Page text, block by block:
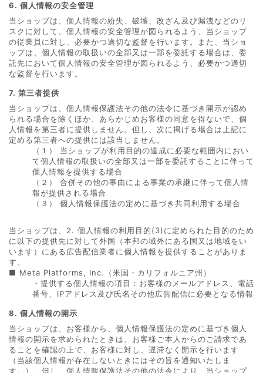
6. 個人情報の安全管理
当ショップは、個人情報の紛失、破壊、改ざん及び漏洩などのリ
スクに対して、個人情報の安全管理が図られるよう、当ショップ
の従業員に対し、必要かつ適切な監督を行います。また、当ショ
ップは、個人情報の取扱いの全部又は一部を委託する場合は、委
託先において個人情報の安全管理が図られるよう、必要かつ適切
な監督を行います。
7. 第三者提供
当ショップは、個人情報保護法その他の法令に基づき開示が認め
られる場合を除くほか、あらかじめお客様の同意を得ないで、個
人情報を第三者に提供しません。但し、次に掲げる場合は上記に
定める第三者への提供には該当しません。
（１） 当ショップが利用目的の達成に必要な範囲内におい
て個人情報の取扱いの全部又は一部を委託することに伴って
個人情報を提供する場合
（２） 合併その他の事由による事業の承継に伴って個人情
報が提供される場合
（３） 個人情報保護法の定めに基づき共同利用する場合
当ショップは、2. 個人情報の利用目的(3)に定められた目的のため
に以下の提供先に対して外国（本邦の域外にある国又は地域をい
います）にある広告配信業者に個人情報を提供することがありま
す。
■ Meta Platforms, Inc.（米国・カリフォルニア州）
・提供する個人情報の項目：お客様のメールアドレス、電話
番号、IPアドレス及び氏名その他広告配信に必要となる情報
8. 個人情報の開示
当ショップは、お客様から、個人情報保護法の定めに基づき個人
情報の開示を求められたときは、お客様ご本人からのご請求であ
ることを確認の上で、お客様に対し、遅滞なく開示を行います
（当該個人情報が存在しないときにはその旨を通知いたしま
す。）。但し、個人情報保護法その他の法令により、当ショップ